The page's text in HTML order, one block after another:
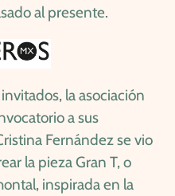
al presente.
la asociación
a sus
Fernández se vio
la pieza Gran T, o
inspirada en la